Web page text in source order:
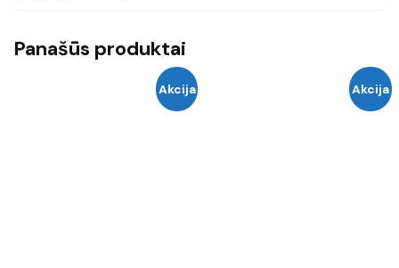
Panašūs produktai
Akcija Akcija